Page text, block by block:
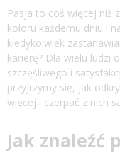
Pasja to coś więcej niż
koloru każdemu dniu i
kiedykolwiek
karierę? Dla wielu ludzi
szczęśliwego i
przyjrzymy się, jak
więcej i czerpać z nich
Jak znaleźć